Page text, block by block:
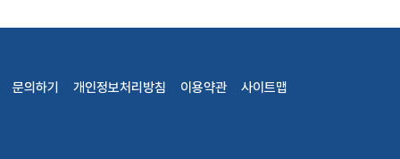
문의하기 개인정보처리방침 이용약관 사이트맵